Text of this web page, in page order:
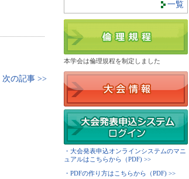
次の記事 >>
一覧
本学会は倫理規程を制定しました
・大会発表申込オンラインシステムのマニ
ュアルはこちらから（PDF) >>
・PDFの作り方はこちらから（PDF) >>